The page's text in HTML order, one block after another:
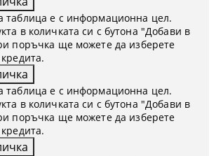
таблица е с информационна цел.
в количката си с бутона "Добави в
поръчка ще можете да изберете
таблица е с информационна цел.
в количката си с бутона "Добави в
поръчка ще можете да изберете